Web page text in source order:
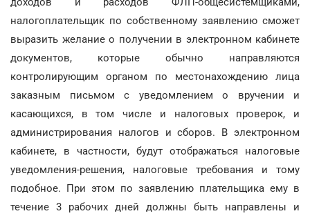
налогоплательщик по собственному заявлению сможет
выразить желание о получении в электронном кабинете
документов, которые обычно направляются
контролирующим органом по местонахождению лица
заказным письмом с уведомлением о вручении и
касающихся, в том числе и налоговых проверок, и
администрирования налогов и сборов. В электронном
кабинете, в частности, будут отображаться налоговые
уведомления-решения, налоговые требования и тому
подобное. При этом по заявлению плательщика ему в
течение 3 рабочих дней должны быть направлены и